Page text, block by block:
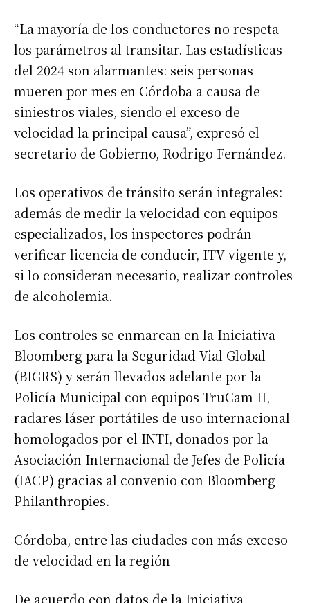
“La mayoría de los conductores no respeta
los parámetros al transitar. Las estadísticas
del 2024 son alarmantes: seis personas
mueren por mes en Córdoba a causa de
siniestros viales, siendo el exceso de
velocidad la principal causa”, expresó el
secretario de Gobierno, Rodrigo Fernández.
Los operativos de tránsito serán integrales:
además de medir la velocidad con equipos
especializados, los inspectores podrán
verificar licencia de conducir, ITV vigente y,
si lo consideran necesario, realizar controles
de alcoholemia.
Los controles se enmarcan en la Iniciativa
Bloomberg para la Seguridad Vial Global
(BIGRS) y serán llevados adelante por la
Policía Municipal con equipos TruCam II,
radares láser portátiles de uso internacional
homologados por el INTI, donados por la
Asociación Internacional de Jefes de Policía
(IACP) gracias al convenio con Bloomberg
Philanthropies.
Córdoba, entre las ciudades con más exceso
de velocidad en la región
De acuerdo con datos de la Iniciativa